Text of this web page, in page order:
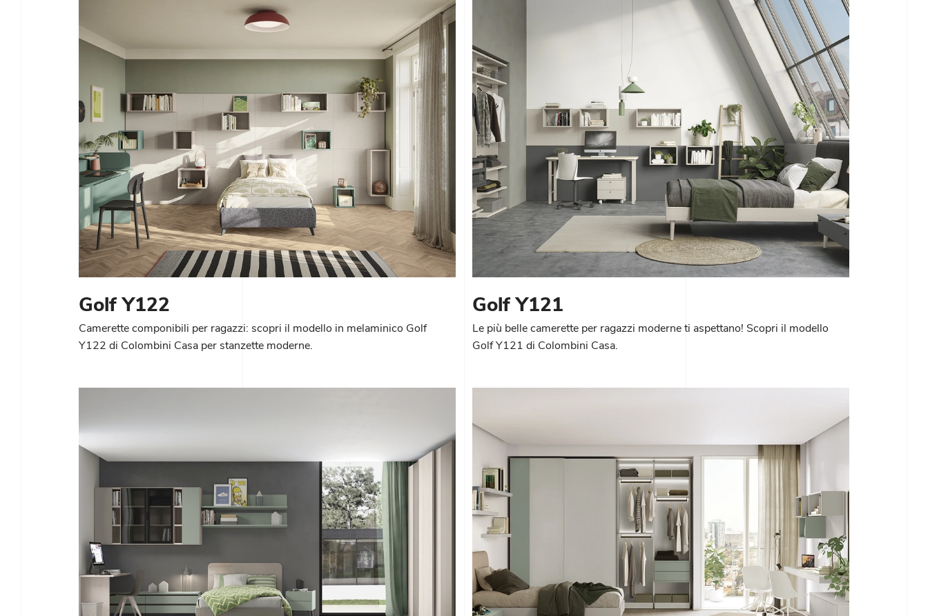
Golf Y122
Camerette componibili per ragazzi: scopri il modello in melaminico Golf
Y122 di Colombini Casa per stanzette moderne.
Golf Y121
Le più belle camerette per ragazzi moderne ti aspettano! Scopri il modello
Golf Y121 di Colombini Casa.